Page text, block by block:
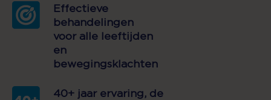
Effectieve
behandelingen
voor alle leeftijden
en
bewegingsklachten
40+ jaar ervaring, de